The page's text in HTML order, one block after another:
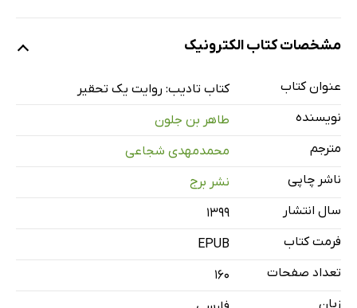
واپسین لحظات آزادی
عقّا
حملِ قلوه سنگ در ظل آفتاب
مانور زیر باران
بیمارستان محمد پنجم
شبی در منزل اعبابو
مشخصات کتاب الکترونیک
عنوان کتاب
کتاب تادیب: روایت یک تحقیر
نویسنده
طاهر بن جلون
مترجم
محمدمهدی شجاعی
ناشر چاپی
نشر برج
سال انتشار
۱۳۹۹
فرمت کتاب
EPUB
تعداد صفحات
160
زبان